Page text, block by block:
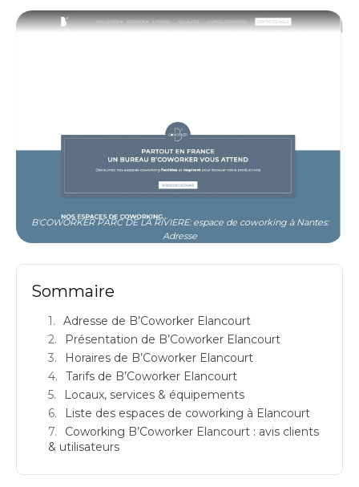
B'COWORKER PARC DE LA RIVIERE: espace de coworking à Nantes:
Adresse
Sommaire
Adresse de B’Coworker Elancourt
Présentation de B’Coworker Elancourt
Horaires de B’Coworker Elancourt
Tarifs de B’Coworker Elancourt
Locaux, services & équipements
Liste des espaces de coworking à Elancourt
Coworking B’Coworker Elancourt : avis clients
& utilisateurs